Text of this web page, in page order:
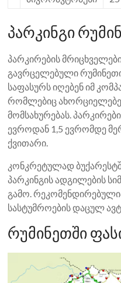
პარკინგი
პარკირების
გავრცელებული
საფასურს იღებენ იმ
რომლებიც
მომსახურებას.
ევროდან 1,5 ევრომდე
ქვითარი.
კონკრეტულად
პარკინგის ადგილების
გამო.
სასტუმროების დაცულ
რუმინეთში